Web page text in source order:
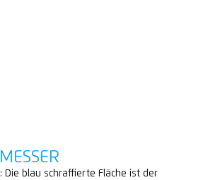
Die blau schraffierte Fläche ist der